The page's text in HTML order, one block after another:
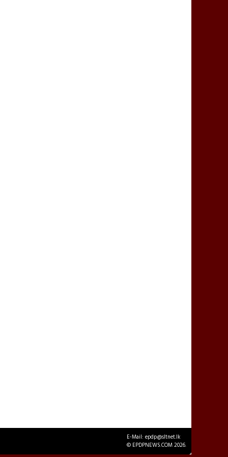
E-Mail: epdp@sltnet.lk
© EPDPNEWS.COM 2026.